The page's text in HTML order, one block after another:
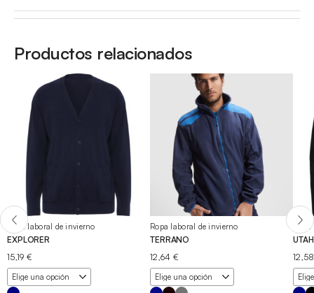
Productos relacionados
Ropa laboral de invierno
EXPLORER
15,19 €
Ropa laboral de invierno
TERRANO
12,64 €
UTAH